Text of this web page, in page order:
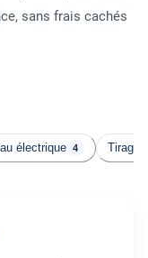
sans frais cachés
électrique 4 Tirage